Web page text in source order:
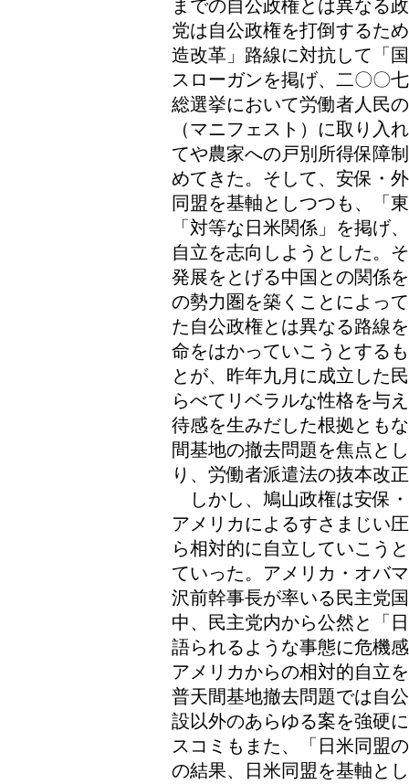
までの自公政権とは異なる
党は自公政権を打倒するた
造改革」路線に対抗して「
スローガンを掲げ、二〇〇
総選挙において労働者人民
（マニフェスト）に取り入
てや農家への戸別所得保障
めてきた。そして、安保・
同盟を基軸としつつも、「
「対等な日米関係」を掲げ
自立を志向しようとした。
発展をとげる中国との関係
の勢力圏を築くことによっ
た自公政権とは異なる路線
命をはかっていこうとする
とが、昨年九月に成立した
らべてリベラルな性格を与
待感を生みだした根拠とも
間基地の撤去問題を焦点と
り、労働者派遣法の抜本改
しかし、鳩山政権は安保
アメリカによるすさまじい
ら相対的に自立していこう
ていった。アメリカ・オバ
沢前幹事長が率いる民主党
中、民主党内から公然と「
語られるような事態に危機
アメリカからの相対的自立
普天間基地撤去問題では自
設以外のあらゆる案を強硬
スコミもまた、「日米同盟
の結果、日米同盟を基軸と